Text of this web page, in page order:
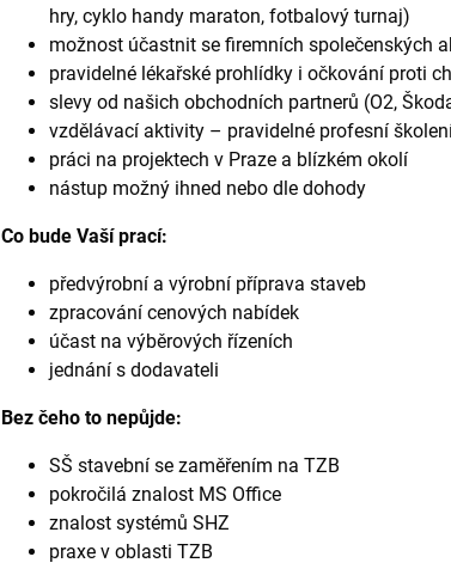
hry, cyklo handy maraton, fotbalový turnaj)
možnost účastnit se firemních společenských
pravidelné lékařské prohlídky i očkování proti
slevy od našich obchodních partnerů (O2,
vzdělávací aktivity – pravidelné profesní
práci na projektech v Praze a blízkém okolí
nástup možný ihned nebo dle dohody
Co bude Vaší prací:
předvýrobní a výrobní příprava staveb
zpracování cenových nabídek
účast na výběrových řízeních
jednání s dodavateli
Bez čeho to nepůjde:
SŠ stavební se zaměřením na TZB
pokročilá znalost MS Office
znalost systémů SHZ
praxe v oblasti TZB